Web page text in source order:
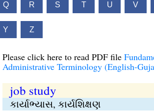
Q R S T U V
Y Z
Please click here to read PDF file
Administrative Terminology (English-
job study
કાર્યાભ્યાસ, કાર્યશિક્ષણ